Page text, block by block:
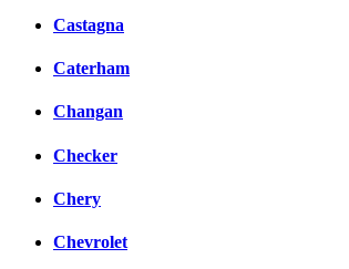
Castagna
Caterham
Changan
Checker
Chery
Chevrolet